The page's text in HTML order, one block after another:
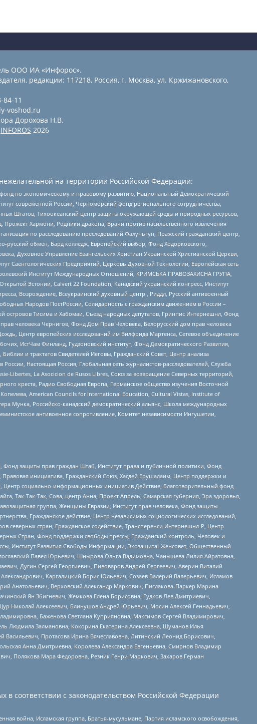
ООО ИА «Инфорос».
редакции: 117218, Россия, г. Москва, ул. Кржижановского,
84-11
voshod.ru
Дорохова Н.В.
INFOROS 2026
на территории Российской Федерации:
по экономическому и правовому развитию, Национальный Демократический
современной России, Черноморский фонд регионального сотрудничества,
Штатов, Тихоокеанский центр защиты окружающей среды и природных ресурсов,
Хармони, Родники дракона, Врачи против насильственного извлечения
по расследованию преследований Фалуньгун, Пражский гражданский центр,
русский обмен, Бард колледж, Европейский выбор, Фонд Ходорковского,
Духовное Управление Евангельских Христиан Украинской Христианской Церкви,
Саентологических Предприятий, Церковь Духовной Технологии, Европейская сеть
Институт Международных Отношений, КРИМСЬКА ПРАВОЗАХИСНА ГРУПА,
Эстонии, Calvert 22 Foundation, Канадский украинский конгресс, Институт
Возрождение, Всеукраинский духовный центр , Риддл, Русский антивоенный
Народов ПостРоссии, Солидарность с гражданским движением в России –
островов Тисима и Хабомаи, Съезд народных депутатов, Гринпис Интернешнл, Фонд
человека Чернигов, Фонд Дом Прав Человека, Белорусский дом прав человека
Центр европейских исследований им Вилфрида Мартенса, Сетевое объединение
ИстЧам Финланд, Гудзоновский институт, Фонд Демократического Развития,
и трактатов Свидетелей Иеговы, Гражданский Совет, Центр анализа
Настоящая Россия, Глобальная сеть журналистов-расследователей, Служба
Libertes, La Asocicion de Rusos Libres, Союз за возвращение Северных территорий,
креста, Радио Свободная Европа, Германское общество изучения Восточной
American Councils for International Education, Cultural Vistas, Institute of
Мунка, Российско-канадский демократический альянс, Школа международных
антивоенное сопротивление, Комитет независимости Ингушетии,
защиты прав граждан Штаб, Институт права и публичной политики, Фонд
инициатива, Гражданский Союз, Хасдей Ерушалаим, Центр поддержки и
Центр социально-информационных инициатив Действие, Благотворительный фонд
Так-Так-Так, Сова, центр Анна, Проект Апрель, Самарская губерния, Эра здоровья,
группа, Женщины Евразии, Институт прав человека, Фонд защиты
Гражданское действие, Центр независимых социологических исследований,
стран, Гражданское содействие, Трансперенси Интернешнл-Р, Центр
Стран, Фонд поддержки свободы прессы, Гражданский контроль, Человек и
Институт Развития Свободы Информации, Экозащита!-Женсовет, Общественный
Павел Юрьевич, Шнырова Ольга Вадимовна, Чанышева Лилия Айратовна,
Дугин Сергей Георгиевич, Пивоваров Андрей Сергеевич, Аверин Виталий
Каргалицкий Борис Юльевич, Созаев Валерий Валерьевич, Исламов
Анатольевич, Верховский Александр Маркович, Пислакова-Паркер Марина
Ян Збигневич, Жемкова Елена Борисовна, Гудков Лев Дмитриевич,
Николай Алексеевич, Блинушов Андрей Юрьевич, Мосин Алексей Геннадьевич,
Баженова Светлана Куприяновна, Максимов Сергей Владимирович,
Людмила Залмановна, Кокорина Екатерина Алексеевна, Шуманов Илья
Протасова Ирина Вячеславовна, Литинский Леонид Борисович,
Анна Дмитриевна, Королева Александра Евгеньевна, Смирнов Владимир
Полякова Мара Федоровна, Резник Генри Маркович, Захаров Герман
соответствии с законодательством Российской Федерации
война, Исламская группа, Братья-мусульмане, Партия исламского освобождения,